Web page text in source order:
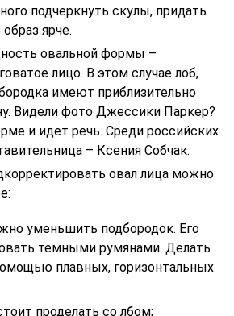
подчеркнуть скулы, придать
ярче.
овальной формы –
лицо. В этом случае лоб,
имеют приблизительно
Видели фото Джессики Паркер?
и идет речь. Среди российских
– Ксения Собчак.
овал лица можно
уменьшить подбородок. Его
темными румянами. Делать
плавных, горизонтальных
проделать со лбом;